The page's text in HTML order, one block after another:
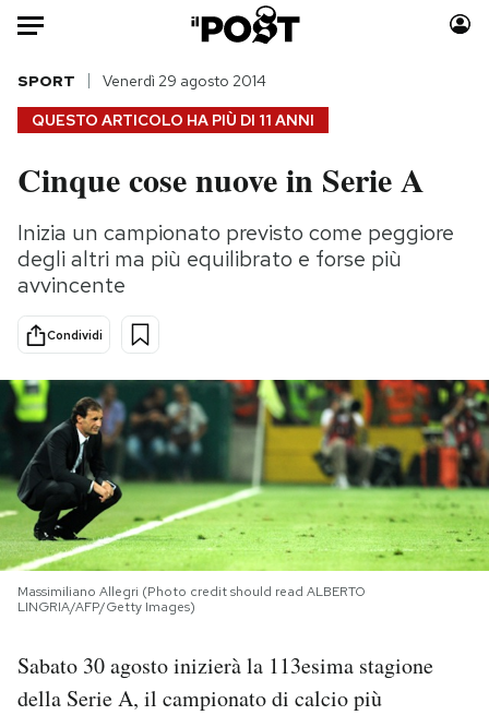
Auto
HOME
Italia
Politica
Tecnologia
Scienza
Economia
Sport
Moda
Consumismi
Altrecose
Mondiali calcio 2026
PODCAST
NEWSLETTER
I MIEI PREFERITI
QUESTO ARTICOLO HA PIÙ DI 11 ANNI
SPORT Venerdì 29 agosto 2014
Cinque cose nuove in Serie A
Inizia un campionato previsto come peggiore
degli altri ma più equilibrato e forse più
avvincente
Condividi
Massimiliano Allegri (Photo credit should read ALBERTO
LINGRIA/AFP/Getty Images)
Sabato 30 agosto inizierà la 113esima stagione
della Serie A, il campionato di calcio più